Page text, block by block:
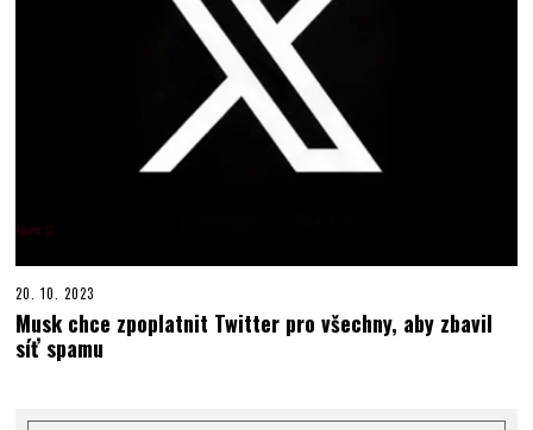
20. 10. 2023
Musk chce zpoplatnit Twitter pro všechny, aby zbavil
síť spamu